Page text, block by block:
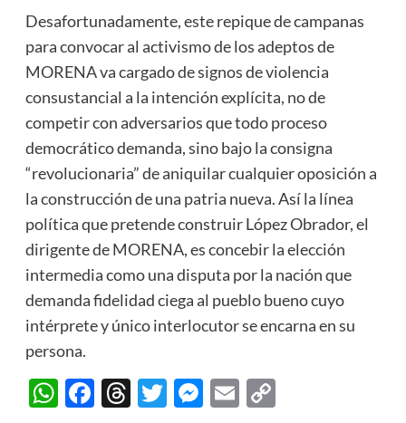
Desafortunadamente, este repique de campanas
para convocar al activismo de los adeptos de
MORENA va cargado de signos de violencia
consustancial a la intención explícita, no de
competir con adversarios que todo proceso
democrático demanda, sino bajo la consigna
“revolucionaria” de aniquilar cualquier oposición a
la construcción de una patria nueva. Así la línea
política que pretende construir López Obrador, el
dirigente de MORENA, es concebir la elección
intermedia como una disputa por la nación que
demanda fidelidad ciega al pueblo bueno cuyo
intérprete y único interlocutor se encarna en su
persona.
WhatsApp
Facebook
Threads
Twitter
Messenger
EmailCopy